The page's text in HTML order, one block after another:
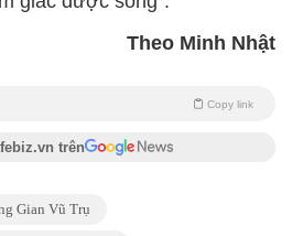
Theo Minh Nhật
Copy link
trên
Gian Vũ Trụ